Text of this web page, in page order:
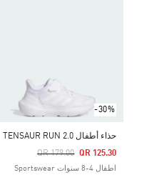
-30%
حذاء أطفال TENSAUR RUN 2.0
Price Reduced From
QR 179.00
To QR 125.30
اطفال 4-8 سنوات Sportswear